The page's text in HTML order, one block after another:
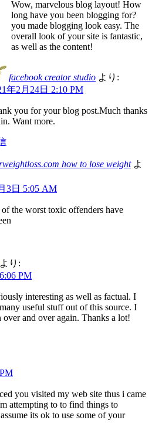
Wow, marvelous blog layout! How
long have you been blogging for?
you made blogging look easy. The
overall look of your site is fantastic,
as well as the content!
facebook creator studio より:
年2月24日 2:10 PM
you for your blog post.Much thanks
Want more.
how to lose weight よ
3日 5:05 AM
the worst toxic offenders have
より:
PM
interesting as well as factual. I
useful stuff out of this source. I
over and over again. Thanks a lot!
you visited my web site thus i came
attempting to to find things to
its ok to use some of your